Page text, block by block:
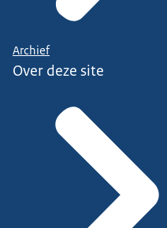
Archief
Over deze site